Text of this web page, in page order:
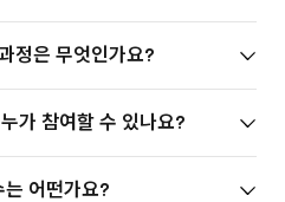
정은 무엇인가요?
가 참여할 수 있나요?
어떤가요?